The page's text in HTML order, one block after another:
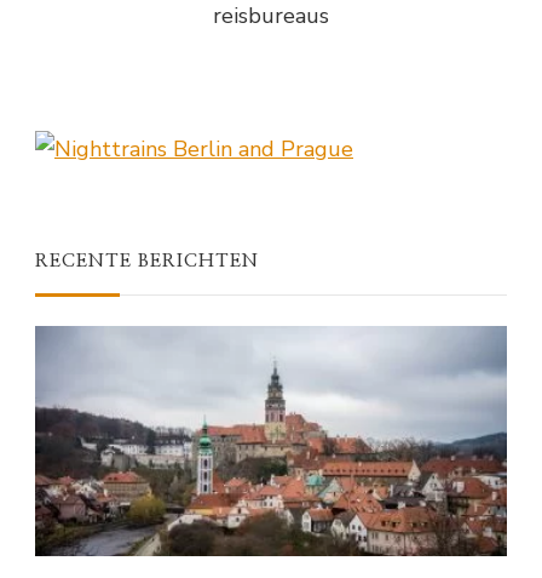
reisbureaus
RECENTE BERICHTEN